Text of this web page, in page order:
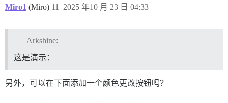
Miro1 (Miro) 2025 年10 月 23 日 04:33
11
Arkshine:
这是演示：
另外，可以在下面添加一个颜色更改按钮吗？